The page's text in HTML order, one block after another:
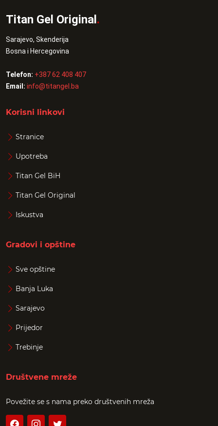
Titan Gel Original.
Sarajevo, Skenderija
Bosna i Hercegovina
Telefon: +387 62 408 407
Email: info@titangel.ba
Korisni linkovi
Stranice
Upotreba
Titan Gel BiH
Titan Gel Original
Iskustva
Gradovi i opštine
Sve opštine
Banja Luka
Sarajevo
Prijedor
Trebinje
Društvene mreže
Povežite se s nama preko društvenih mreža